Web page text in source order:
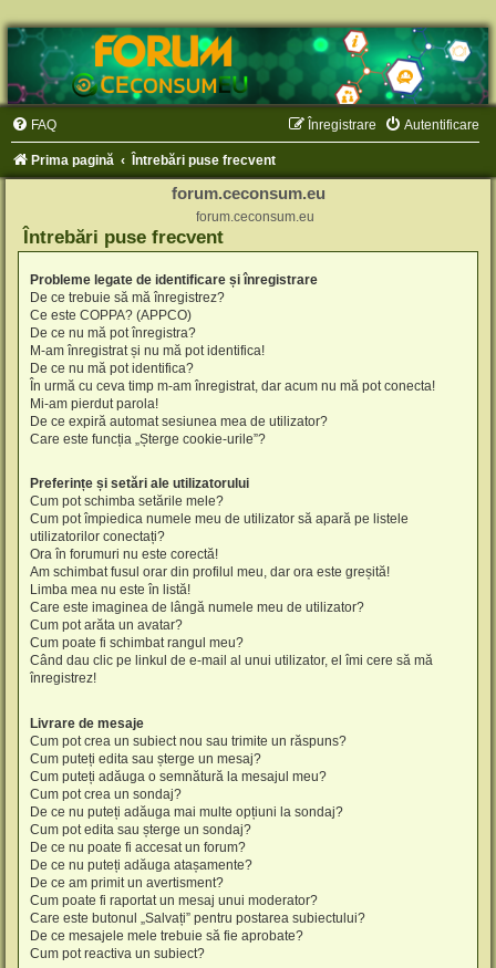
FAQ Autentificare
Înregistrare
Prima pagină Întrebări puse frecvent
forum.ceconsum.eu
forum.ceconsum.eu
Întrebări puse frecvent
Probleme legate de identificare și înregistrare
De ce trebuie să mă înregistrez?
Ce este COPPA? (APPCO)
De ce nu mă pot înregistra?
M-am înregistrat și nu mă pot identifica!
De ce nu mă pot identifica?
În urmă cu ceva timp m-am înregistrat, dar acum nu mă pot conecta!
Mi-am pierdut parola!
De ce expiră automat sesiunea mea de utilizator?
Care este funcția „Șterge cookie-urile”?
Preferințe și setări ale utilizatorului
Cum pot schimba setările mele?
Cum pot împiedica numele meu de utilizator să apară pe listele
utilizatorilor conectați?
Ora în forumuri nu este corectă!
Am schimbat fusul orar din profilul meu, dar ora este greșită!
Limba mea nu este în listă!
Care este imaginea de lângă numele meu de utilizator?
Cum pot arăta un avatar?
Cum poate fi schimbat rangul meu?
Când dau clic pe linkul de e-mail al unui utilizator, el îmi cere să mă
înregistrez!
Livrare de mesaje
Cum pot crea un subiect nou sau trimite un răspuns?
Cum puteți edita sau șterge un mesaj?
Cum puteți adăuga o semnătură la mesajul meu?
Cum pot crea un sondaj?
De ce nu puteți adăuga mai multe opțiuni la sondaj?
Cum pot edita sau șterge un sondaj?
De ce nu poate fi accesat un forum?
De ce nu puteți adăuga atașamente?
De ce am primit un avertisment?
Cum poate fi raportat un mesaj unui moderator?
Care este butonul „Salvați” pentru postarea subiectului?
De ce mesajele mele trebuie să fie aprobate?
Cum pot reactiva un subiect?